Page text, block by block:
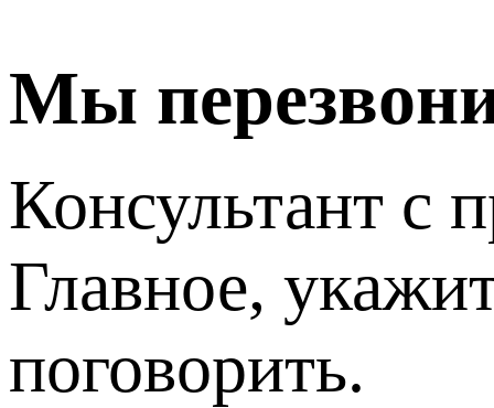
Мы
Консультант с
Главное,
поговорить.